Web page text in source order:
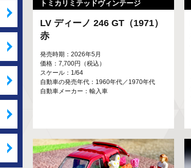
トミカリミテッドヴィンテージ
LV ディーノ 246 GT（1971）
赤
発売時期：2026年5月
価格：7,700円（税込）
スケール：1/64
自動車の発売年代：1960年代／1970年代
自動車メーカー：輸入車